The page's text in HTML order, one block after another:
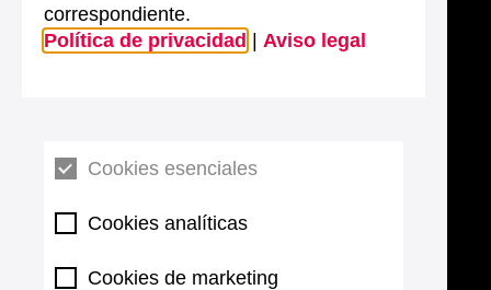
correspondiente.
Política de privacidad
Aviso legal
Cookies esenciales
Cookies analíticas
Cookies de marketing